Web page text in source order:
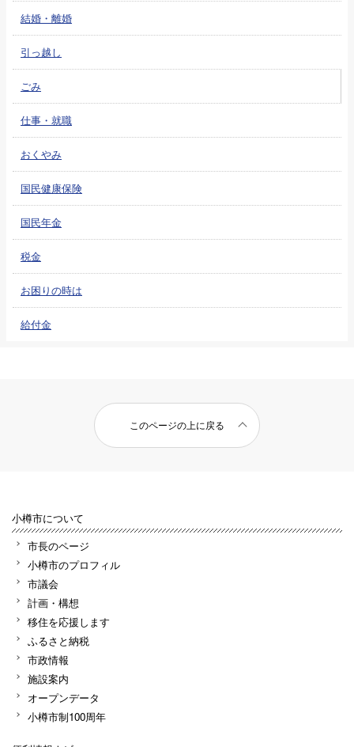
結婚・離婚
引っ越し
ごみ
仕事・就職
おくやみ
国民健康保険
国民年金
税金
お困りの時は
給付金
このページの上に戻る
小樽市について
市長のページ
小樽市のプロフィル
市議会
計画・構想
移住を応援します
ふるさと納税
市政情報
施設案内
オープンデータ
小樽市制100周年